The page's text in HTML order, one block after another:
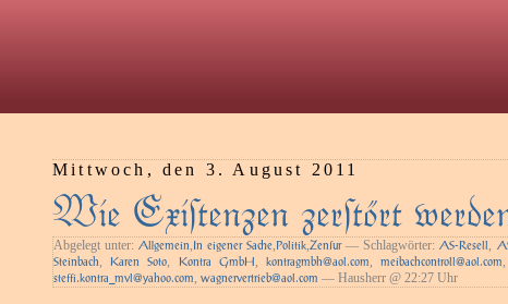
Mittwoch, den 3. August 2011
Wie Exiſtenzen zerſtört
Abgelegt unter:Agemein,In eigener Sae,Politik,Zenſur— Schlagwörter:AS-Resell,
Steinbach,Karen Soto, Kontra GmbH,kontragmbh@aol.com,meibachcontroll@aol.com,
steffi.kontra_mvl@yahoo.com, wagnervertrieb@aol.com — Hausherr @ 22:27 Uhr